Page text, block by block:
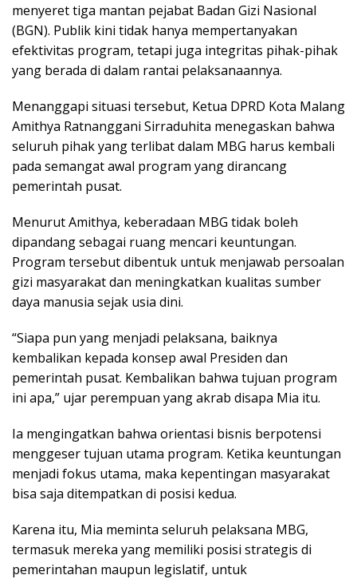
menyeret tiga mantan pejabat Badan Gizi Nasional
(BGN). Publik kini tidak hanya mempertanyakan
efektivitas program, tetapi juga integritas pihak-pihak
yang berada di dalam rantai pelaksanaannya.
Menanggapi situasi tersebut, Ketua DPRD Kota Malang
Amithya Ratnanggani Sirraduhita menegaskan bahwa
seluruh pihak yang terlibat dalam MBG harus kembali
pada semangat awal program yang dirancang
pemerintah pusat.
Menurut Amithya, keberadaan MBG tidak boleh
dipandang sebagai ruang mencari keuntungan.
Program tersebut dibentuk untuk menjawab persoalan
gizi masyarakat dan meningkatkan kualitas sumber
daya manusia sejak usia dini.
“Siapa pun yang menjadi pelaksana, baiknya
kembalikan kepada konsep awal Presiden dan
pemerintah pusat. Kembalikan bahwa tujuan program
ini apa,” ujar perempuan yang akrab disapa Mia itu.
Ia mengingatkan bahwa orientasi bisnis berpotensi
menggeser tujuan utama program. Ketika keuntungan
menjadi fokus utama, maka kepentingan masyarakat
bisa saja ditempatkan di posisi kedua.
Karena itu, Mia meminta seluruh pelaksana MBG,
termasuk mereka yang memiliki posisi strategis di
pemerintahan maupun legislatif, untuk